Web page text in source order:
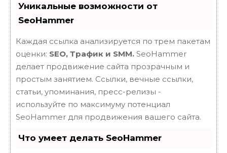
Уникальные возможности от
SeoHammer
Каждая ссылка анализируется по трем пакетам
оценки: SEO, Трафик и SMM. SeoHammer
делает продвижение сайта прозрачным и
простым занятием. Ссылки, вечные ссылки,
статьи, упоминания, пресс-релизы -
используйте по максимуму потенциал
SeoHammer для продвижения вашего сайта.
Что умеет делать SeoHammer